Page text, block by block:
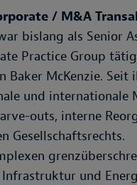
/ M&A
bislang als Senior
Practice Group
Baker McKenzie.
und internationale
outs, interne
Gesellschaftsrechts.
Infrastruktur und